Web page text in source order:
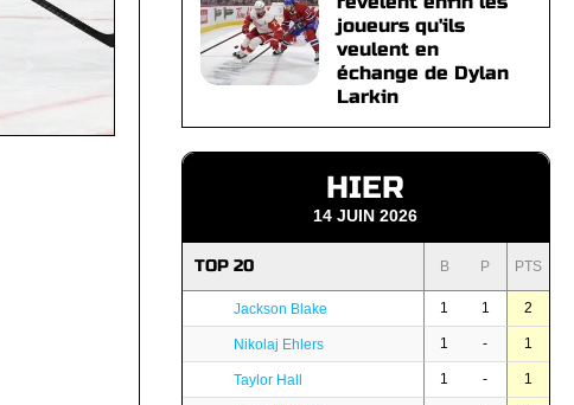
joueurs qu'ils
veulent en
échange de Dylan
Larkin
HIER
14 JUIN 2026
TOP 20 B P PTS
Jackson Blake 1 1 2
Nikolaj Ehlers 1 - 1
Taylor Hall 1 - 1